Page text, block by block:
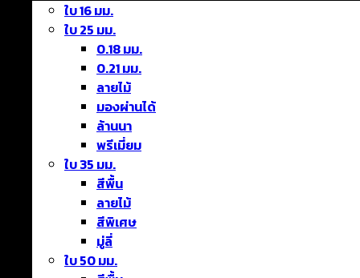
ใบ 16 มม.
ใบ 25 มม.
0.18 มม.
0.21 มม.
ลายไม้
มองผ่านได้
ล้านนา
พรีเมี่ยม
ใบ 35 มม.
สีพื้น
ลายไม้
สีพิเศษ
มู่ลี่
ใบ 50 มม.